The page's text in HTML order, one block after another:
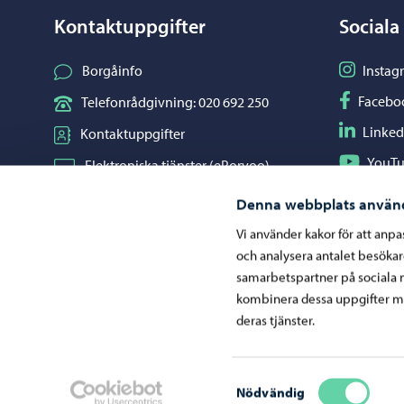
Denna webbplats
Vi använder kakor för att
och analysera antalet
samarbetspartner på sociala
kombinera dessa uppgifter
deras tjänster.
Nödvändig
Kontaktuppgifter
Borgåinfo
Telefonrådgivning: 020 692 250
Kontaktuppgifter
Elektroniska tjänster (ePorvoo)
Kartor och lägesinformation
Följ på
Följ på
Följ på
Följ på
Ge respons